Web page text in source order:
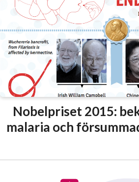
Nobelpriset 2015:
malaria och